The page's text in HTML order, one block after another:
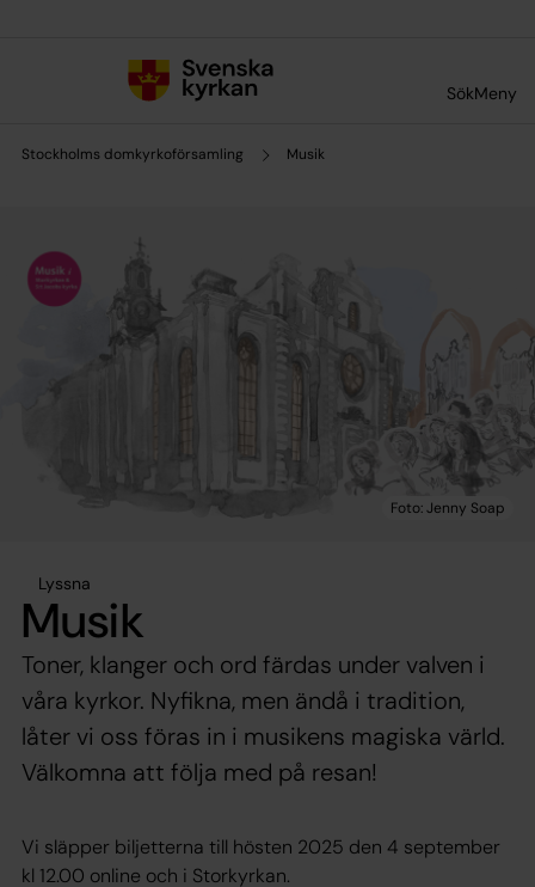
SökMeny
Stockholms domkyrkoförsamling Musik
Lyssna
Musik
Toner, klanger och ord färdas under valven i
våra kyrkor. Nyfikna, men ändå i tradition,
låter vi oss föras in i musikens magiska värld.
Välkomna att följa med på resan!
Vi släpper biljetterna till hösten 2025 den 4 september
kl 12.00 online och i Storkyrkan.